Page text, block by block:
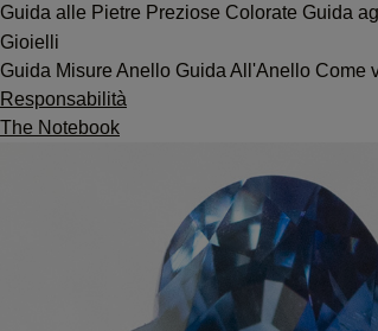
Guida alle Pietre Preziose Colorate Guida
Gioielli
Guida Misure Anello Guida All'Anello Come
Responsabilità
The Notebook